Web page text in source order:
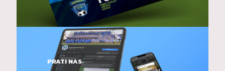
PRATI NAS